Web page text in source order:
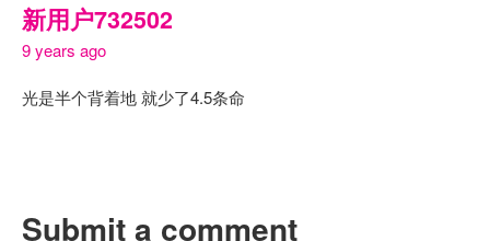
新用户732502
9 years ago
光是半个背着地 就少了4.5条命
Submit a comment